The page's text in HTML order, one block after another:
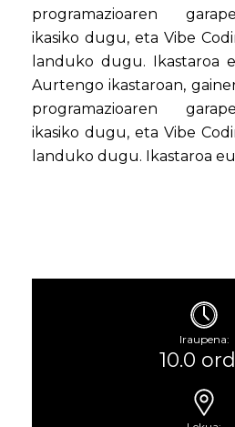
programazioaren
ikasiko dugu, eta Vibe
landuko dugu. Ikastaroa
Aurtengo ikastaroan,
programazioaren
ikasiko dugu, eta Vibe
landuko dugu. Ikastaroa
Iraupena:
10.0